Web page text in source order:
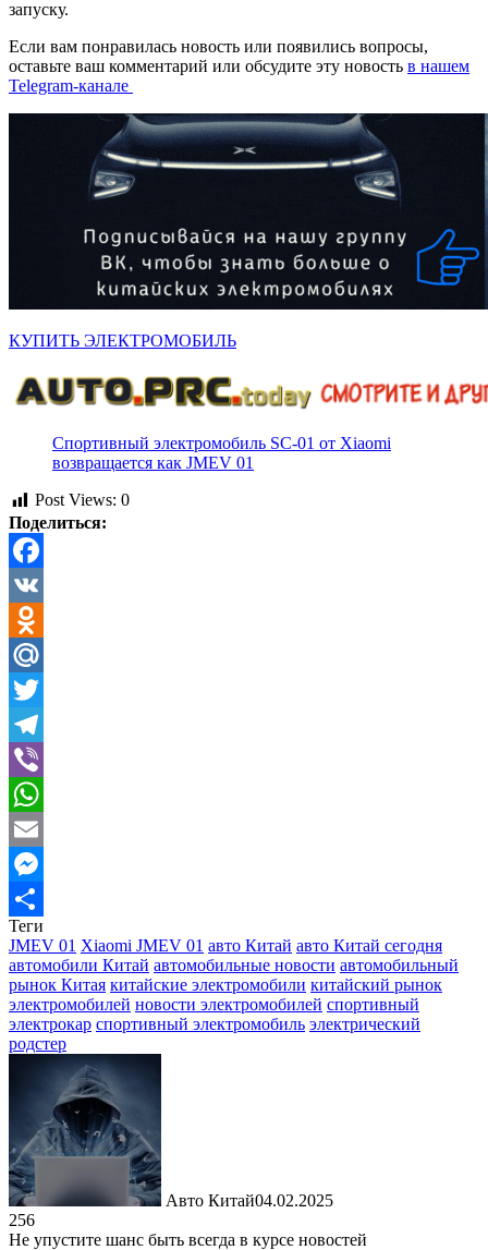
запуску.
Если вам понравилась новость или появились вопросы,
оставьте ваш комментарий или обсудите эту новость в нашем
Telegram-канале
КУПИТЬ ЭЛЕКТРОМОБИЛЬ
Спортивный электромобиль SC-01 от Xiaomi
возвращается как JMEV 01
Post Views: 0
Поделиться:
Facebook
VK
Odnoklassniki
Mail.Ru
Twitter
Telegram
Viber
WhatsApp
Email
Messenger
Отправить
Теги
JMEV 01 Xiaomi JMEV 01 авто Китай авто Китай сегодня
автомобили Китай автомобильные новости автомобильный
рынок Китая китайские электромобили китайский рынок
электромобилей новости электромобилей спортивный
электрокар спортивный электромобиль электрический
родстер
Авто Китай04.02.2025
256
Не упустите шанс быть всегда в курсе новостей